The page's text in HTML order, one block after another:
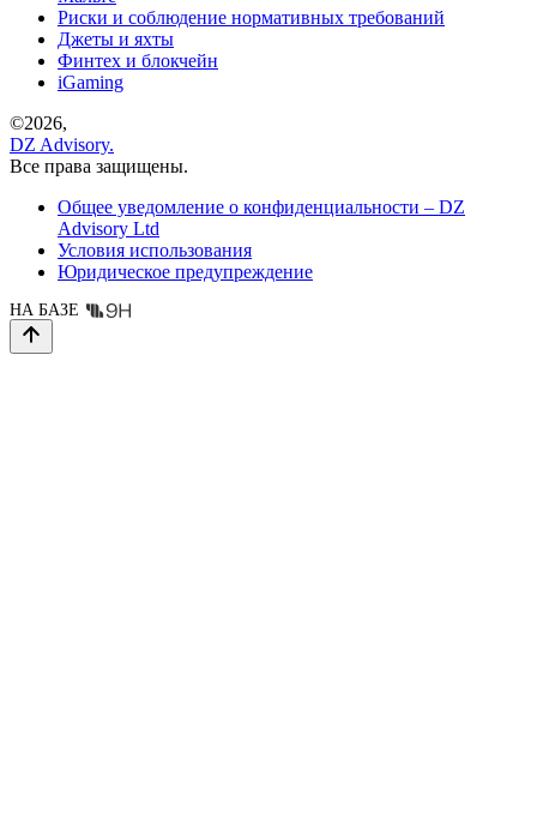
Риски и соблюдение нормативных требований
Джеты и яхты
Финтех и блокчейн
iGaming
©2026,
DZ Advisory.
Все права защищены.
Общее уведомление о конфиденциальности – DZ
Advisory Ltd
Условия использования
Юридическое предупреждение
НА БАЗЕ